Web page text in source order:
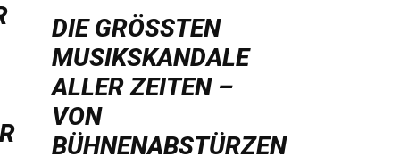
DIE GRÖSSTEN M
USIKSKANDALE A
LLER ZEITEN – V
ON B
ÜHNENABSTÜRZEN B